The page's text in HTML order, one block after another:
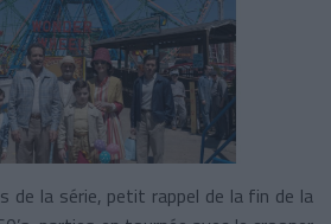
de la série, petit rappel de la fin de la